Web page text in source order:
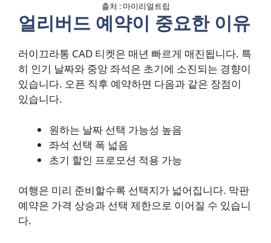
출처 : 마이리얼트립
얼리버드 예약이 중요한 이유
러이끄라통 CAD 티켓은 매년 빠르게 매진됩니다. 특
히 인기 날짜와 중앙 좌석은 초기에 소진되는 경향이
있습니다. 오픈 직후 예약하면 다음과 같은 장점이
있습니다.
원하는 날짜 선택 가능성 높음
좌석 선택 폭 넓음
초기 할인 프로모션 적용 가능
여행은 미리 준비할수록 선택지가 넓어집니다. 막판
예약은 가격 상승과 선택 제한으로 이어질 수 있습니
다.